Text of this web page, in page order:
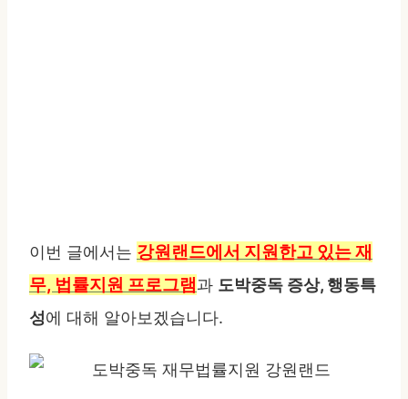
이번 글에서는 강원랜드에서 지원한고 있는 재
무, 법률지원 프로그램과 도박중독 증상, 행동특
성에 대해 알아보겠습니다.